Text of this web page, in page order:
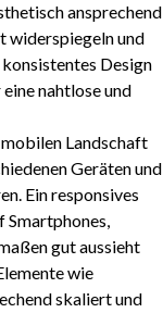
ansprechend
widerspiegeln und
Design
nahtlose und
Landschaft
Geräten und
Ein responsives
Smartphones,
gut aussieht
wie
skaliert und